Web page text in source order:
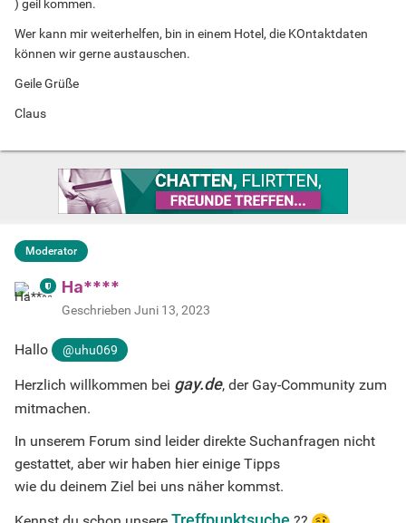
) geil kommen.
Wer kann mir weiterhelfen, bin in einem Hotel, die KOntaktdaten
können wir gerne austauschen.
Geile Grüße
Claus
Moderator
Ha****
Geschrieben Juni 13, 2023
Hallo @uhu069
Herzlich willkommen bei gay.de, der Gay-Community zum
mitmachen.
In unserem Forum sind leider direkte Suchanfragen nicht
gestattet, aber wir haben hier einige Tipps
wie du deinem Ziel bei uns näher kommst.